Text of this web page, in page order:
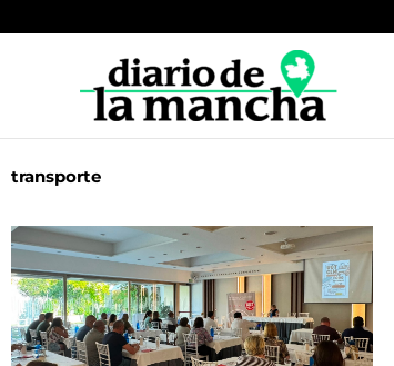
al
transporte